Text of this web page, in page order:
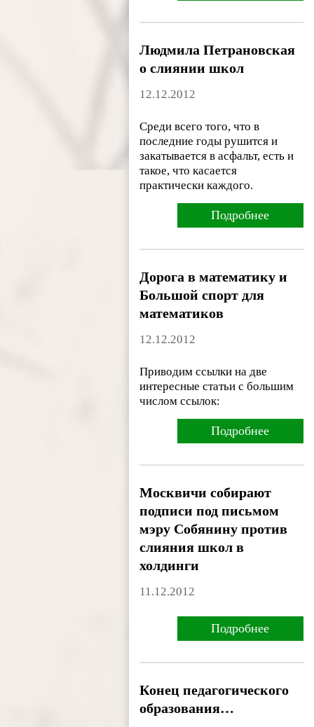
Людмила Петрановская
о слиянии школ
12.12.2012
Среди всего того, что в
последние годы рушится и
закатывается в асфальт, есть и
такое, что касается
практически каждого.
Подробнее
Дорога в математику и
Большой спорт для
математиков
12.12.2012
Приводим ссылки на две
интересные статьи с большим
числом ссылок:
Подробнее
Москвичи собирают
подписи под письмом
мэру Собянину против
слияния школ в
холдинги
11.12.2012
Подробнее
Конец педагогического
образования…